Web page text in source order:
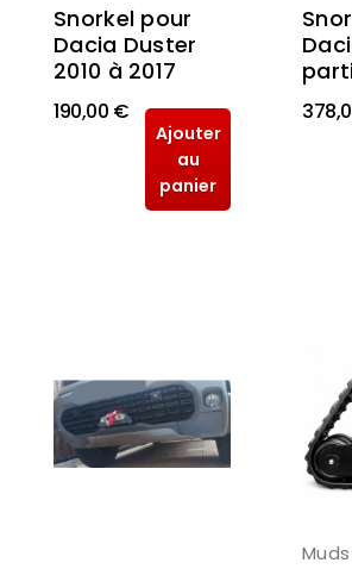
Snorkel pour
Dacia Duster
2010 à 2017
190,00 €
Ajouter
au
panier